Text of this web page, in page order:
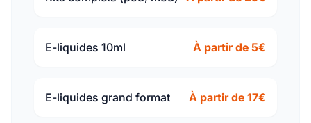
E-liquides 10ml À partir de 5€
E-liquides grand format À partir de 17€